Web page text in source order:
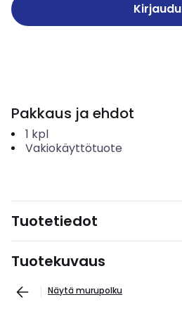
Kirjaudu
Pakkaus ja ehdot
1 kpl
Vakiokäyttötuote
Tuotetiedot
Tuotekuvaus
Näytä murupolku